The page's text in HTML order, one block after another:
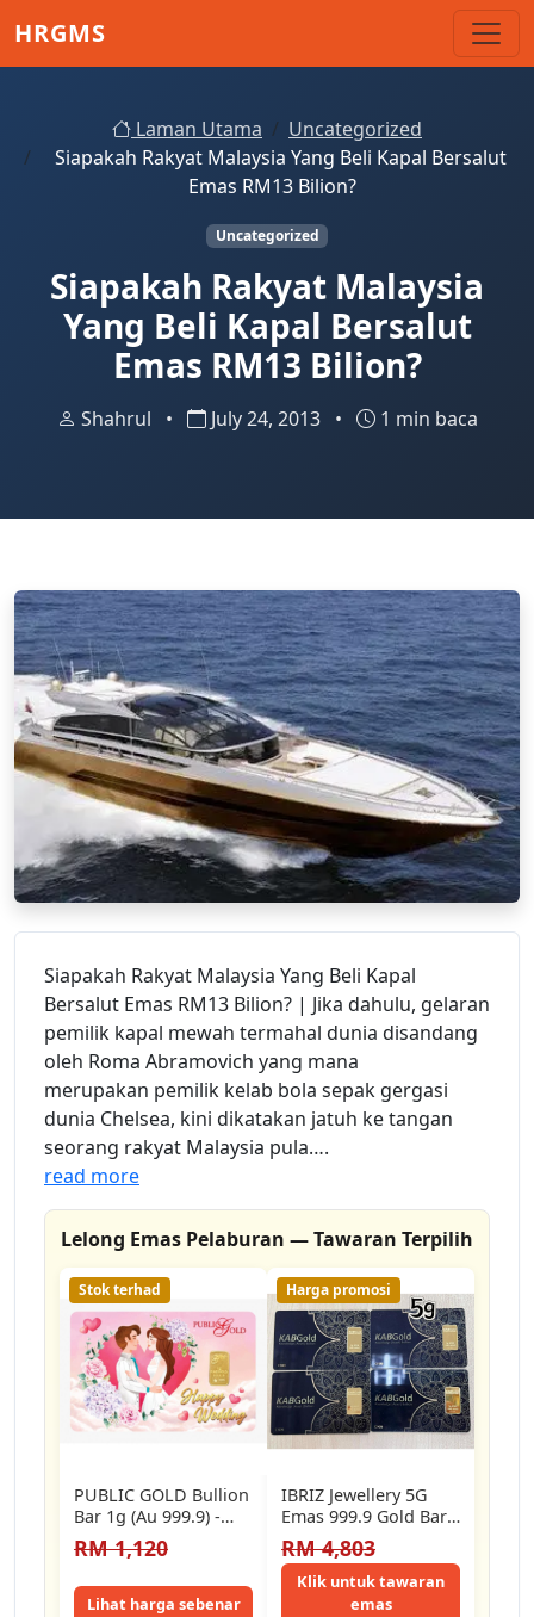
HRGMS
Laman Utama
Uncategorized
Siapakah Rakyat Malaysia Yang Beli Kapal Bersalut
Emas RM13 Bilion?
Uncategorized
Siapakah Rakyat Malaysia
Yang Beli Kapal Bersalut
Emas RM13 Bilion?
Shahrul • July 24, 2013 • 1 min baca
Siapakah Rakyat Malaysia Yang Beli Kapal
Bersalut Emas RM13 Bilion? | Jika dahulu, gelaran
pemilik kapal mewah termahal dunia disandang
oleh Roma Abramovich yang mana
merupakan pemilik kelab bola sepak gergasi
dunia Chelsea, kini dikatakan jatuh ke tangan
seorang rakyat Malaysia pula….
read more
Lelong Emas Pelaburan — Tawaran Terpilih
Stok terhad
PUBLIC GOLD Bullion
Bar 1g (Au 999.9) -
Happy Wedding &
Raikan…
RM 1,120
Lihat harga sebenar
Harga promosi
IBRIZ Jewellery 5G
Emas 999.9 Gold Bar
Gift For Men 999.9
Gold…
RM 4,803
Klik untuk tawaran
emas